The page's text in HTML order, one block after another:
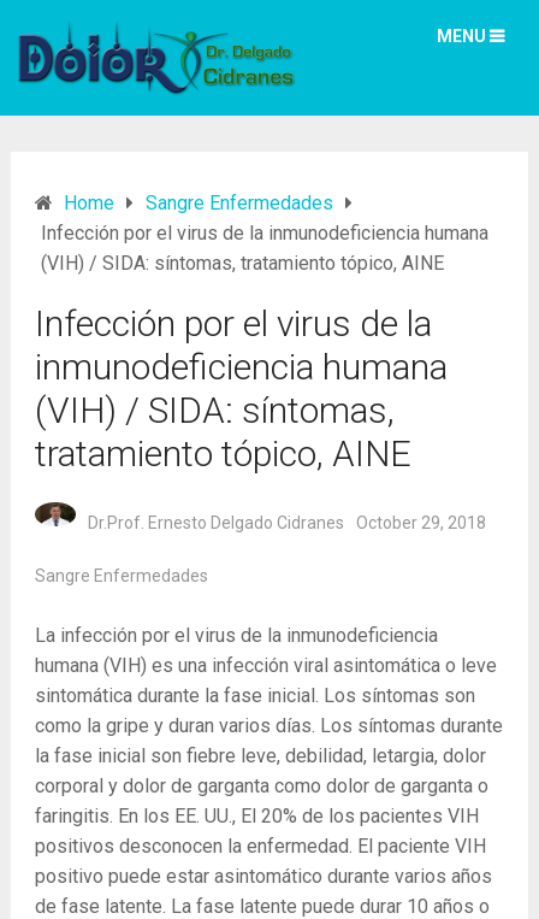
MENU
Home
Sangre Enfermedades
Infección por el virus de la inmunodeficiencia humana
(VIH) / SIDA: síntomas, tratamiento tópico, AINE
Infección por el virus de la
inmunodeficiencia humana
(VIH) / SIDA: síntomas,
tratamiento tópico, AINE
Dr.Prof. Ernesto Delgado Cidranes October 29, 2018
Sangre Enfermedades
La infección por el virus de la inmunodeficiencia
humana (VIH) es una infección viral asintomática o leve
sintomática durante la fase inicial. Los síntomas son
como la gripe y duran varios días. Los síntomas durante
la fase inicial son fiebre leve, debilidad, letargia, dolor
corporal y dolor de garganta como dolor de garganta o
faringitis. En los EE. UU., El 20% de los pacientes VIH
positivos desconocen la enfermedad. El paciente VIH
positivo puede estar asintomático durante varios años
de fase latente. La fase latente puede durar 10 años o